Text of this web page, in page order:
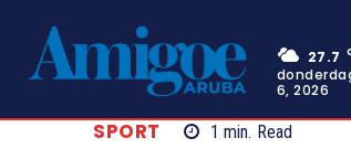
27.7
6, 2026
SPORT 1 min. Read